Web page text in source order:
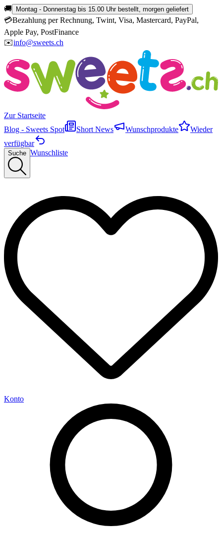
🚚 Montag - Donnerstag bis 15.00 Uhr bestellt, morgen geliefert
💳Bezahlung per Rechnung, Twint, Visa, Mastercard, PayPal,
Apple Pay, PostFinance
✉️info@sweets.ch
Zur Startseite
Blog - Sweets Spot
Short News Wunschprodukte
Wieder
verfügbar
Suche Wunschliste
Konto